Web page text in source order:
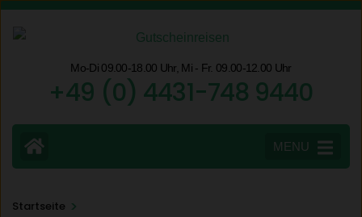
Zum
Inhalt
Mo-Di 09.00-18.00 Uhr, Mi - Fr. 09.00-12.00 Uhr
+49 (0) 4431-748 9440
MENU
Startseite >